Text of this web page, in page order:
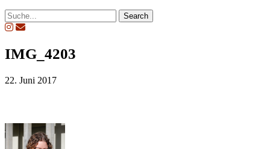
Search
IMG_4203
22. Juni 2017